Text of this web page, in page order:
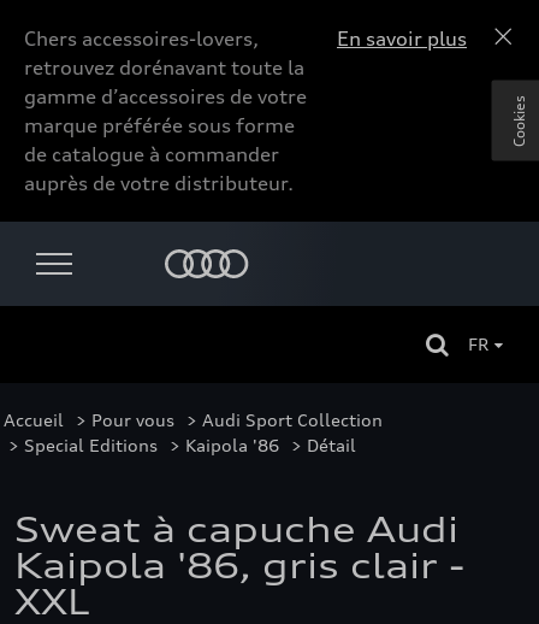
Chers accessoires-lovers,
retrouvez dorénavant toute la
gamme d’accessoires de votre
marque préférée sous forme
de catalogue à commander
auprès de votre distributeur.
En savoir plus
FR
Accueil > Pour vous > Audi Sport Collection
> Special Editions > Kaipola '86 > Détail
Sweat à capuche Audi
Kaipola '86, gris clair -
XXL
Cookies